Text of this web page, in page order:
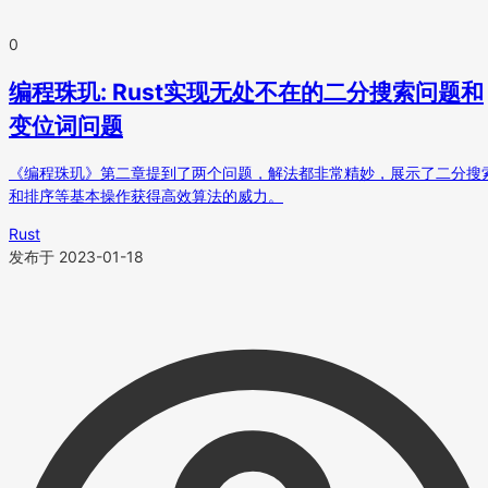
0
编程珠玑: Rust实现无处不在的二分搜索问题和
变位词问题
《编程珠玑》第二章提到了两个问题，解法都非常精妙，展示了二分搜
和排序等基本操作获得高效算法的威力。
Rust
发布于 2023-01-18